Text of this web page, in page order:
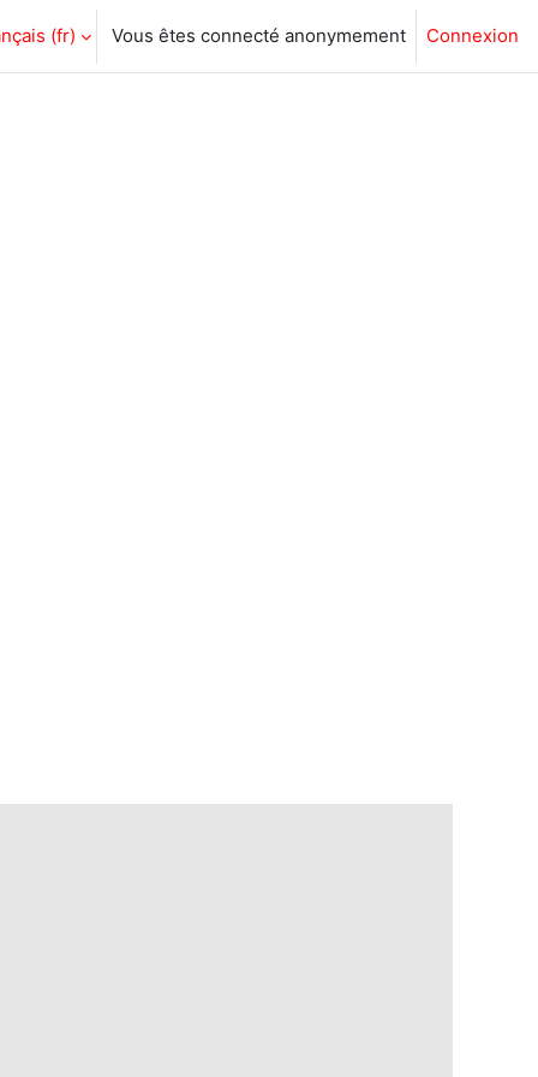
‎(fr)‎ Vous êtes connecté anonymement Connexion